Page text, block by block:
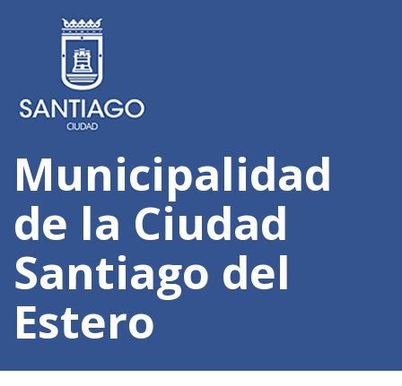
Municipalidad
de la Ciudad
Santiago del
Estero